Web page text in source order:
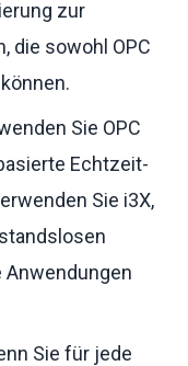
zur
die sowohl OPC
Sie OPC
Echtzeit-
Sie i3X,
Sie für jede